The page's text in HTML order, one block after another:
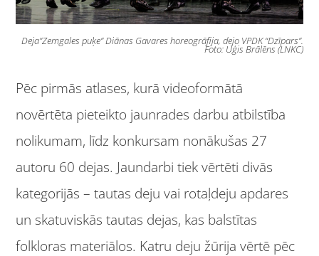
Deja”Zemgales puķe” Diānas Gavares horeogrāfija, dejo VPDK “Dzīpars”.
Foto: Uģis Brālēns (LNKC)
Pēc pirmās atlases, kurā videoformātā
novērtēta pieteikto jaunrades darbu atbilstība
nolikumam, līdz konkursam nonākušas 27
autoru 60 dejas. Jaundarbi tiek vērtēti divās
kategorijās – tautas deju vai rotaļdeju apdares
un skatuviskās tautas dejas, kas balstītas
folkloras materiālos. Katru deju žūrija vērtē pēc